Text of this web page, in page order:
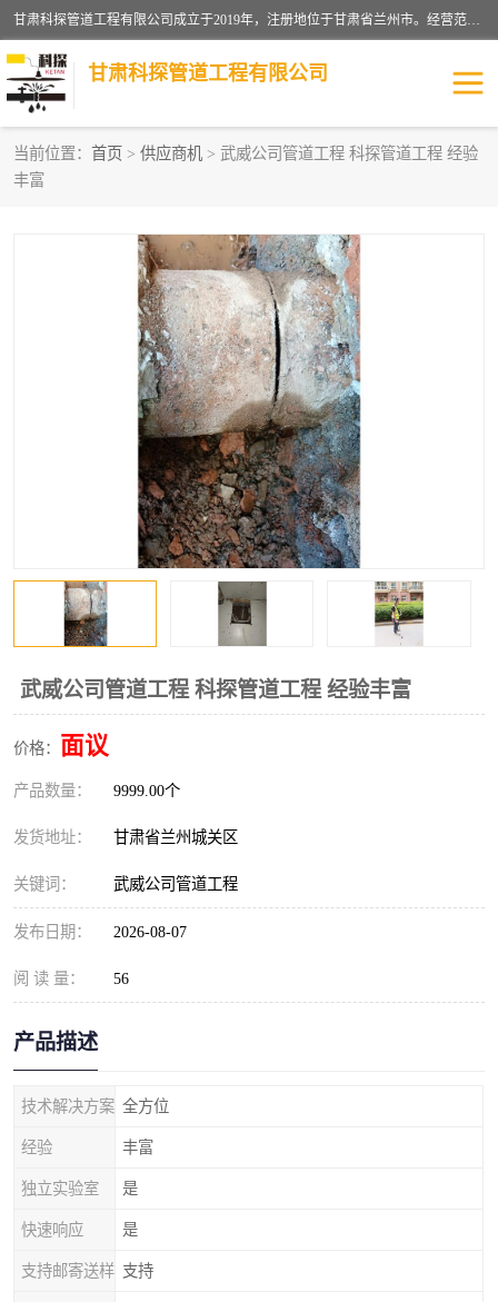
甘肃科探管道工程有限公司成立于2019年，注册地位于甘肃省兰州市。经营范围包括管道安装、清洗、疏通、维修、检测，防水工程，工程钻孔，化粪池清理，暖气安装，给排水管道安装维修，室内外管道如消防、供水、供热管道漏水检测定位，室内外防水堵漏等。
甘肃科探管道工程有限公司
当前位置： 首页 > 供应商机 > 武威公司管道工程 科探管道工程 经验
丰富
武威公司管道工程 科探管道工程 经验丰富
价格： 面议
产品数量： 9999.00个
发货地址： 甘肃省兰州城关区
关键词： 武威公司管道工程
发布日期： 2026-08-07
阅 读 量： 56
产品描述
技术解决方案 全方位
经验 丰富
独立实验室 是
快速响应 是
支持邮寄送样 支持
管道安装维修
漏水检查维修 消防管道漏水
供热管道漏水 排水管道漏水
自来水管漏水 管道疏通
高压车疏通清淤